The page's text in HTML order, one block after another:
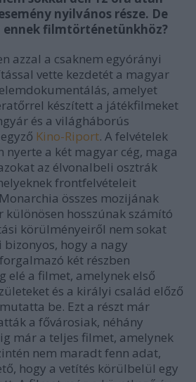
nyilvános része. De
ennek filmtörténetünkhöz?
azzal a csaknem egyórányi
vette kezdetét a magyar
amelyet
készített a játékfilmeket
és a világháborús
Kino-Riport. A felvételek
a két magyar cég, maga
az élvonalbeli osztrák
frontfelvételeit
összes mozijának
különösen hosszúnak számító
körülményeiről nem sokat
hogy a nagy
két részben
elé a filmet, amelynek első
és a királyi család előző
be. Ezt a részt már
a fővárosiak, néhány
már a teljes filmet, amelynek
nem maradt fenn adat,
hogy a vetítés körülbelül egy